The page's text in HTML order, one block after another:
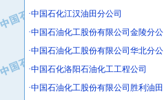
·盘锦辽河油田天意石油装备有限公司
·中国石油天然气管道局穿越公司
·沧州市电气控制设备厂
·浙江瑞普环境技术有限公司
·中国石化江汉油田分公司
·中国石油化工股份有限公司金陵分公
·中国石油化工股份有限公司华北分公
·中国石化洛阳石油化工工程公司
·中国石油化工股份有限公司胜利油田